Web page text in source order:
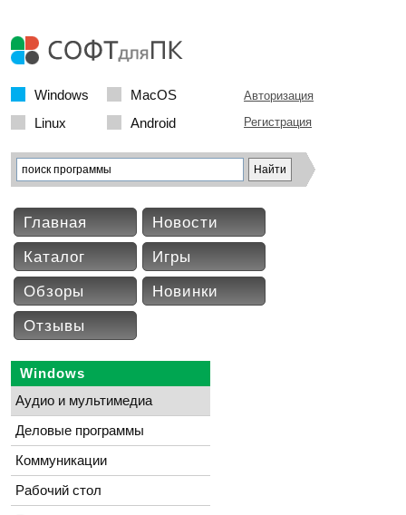
Windows
MacOS
Linux
Android
Авторизация
Регистрация
Главная
Новости
Каталог
Игры
Обзоры
Новинки
Отзывы
Windows
Аудио и мультимедиа
Деловые программы
Коммуникации
Рабочий стол